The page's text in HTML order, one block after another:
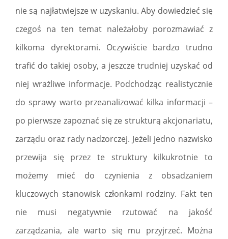
nie są najłatwiejsze w uzyskaniu. Aby dowiedzieć się
czegoś na ten temat należałoby porozmawiać z
kilkoma dyrektorami. Oczywiście bardzo trudno
trafić do takiej osoby, a jeszcze trudniej uzyskać od
niej wrażliwe informacje. Podchodząc realistycznie
do sprawy warto przeanalizować kilka informacji –
po pierwsze zapoznać się ze strukturą akcjonariatu,
zarządu oraz rady nadzorczej. Jeżeli jedno nazwisko
przewija się przez te struktury kilkukrotnie to
możemy mieć do czynienia z obsadzaniem
kluczowych stanowisk członkami rodziny. Fakt ten
nie musi negatywnie rzutować na jakość
zarządzania, ale warto się mu przyjrzeć. Można